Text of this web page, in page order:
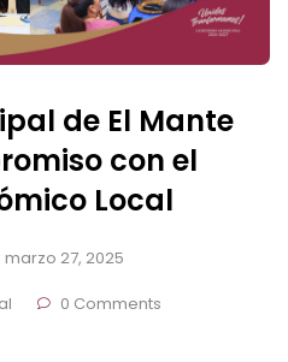
de El Mante
con el
Local
marzo 27, 2025
0 Comments